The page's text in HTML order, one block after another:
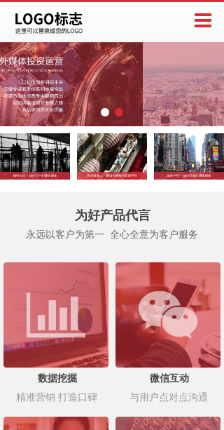
永远以客户为第一 全心全意为客户服务
为好产品代言
数据挖掘
精准营销 打造口碑
微信互动
与用户点对点沟通